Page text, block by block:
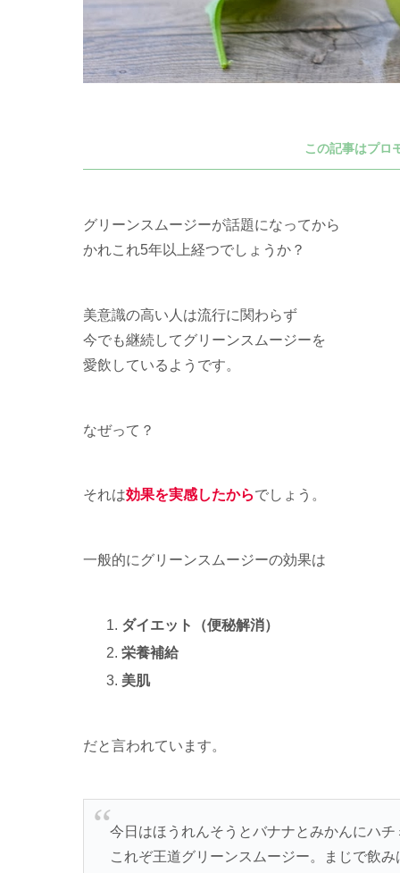
この記事はプロ
グリーンスムージーが話題になってから
かれこれ5年以上経つでしょうか？
美意識の高い人は流行に関わらず
今でも継続してグリーンスムージーを
愛飲しているようです。
なぜって？
それは効果を実感したからでしょう。
一般的にグリーンスムージーの効果は
ダイエット（便秘解消）
栄養補給
美肌
だと言われています。
今日はほうれんそうとバナナとみかんにハ
これぞ王道グリーンスムージー。まじで飲